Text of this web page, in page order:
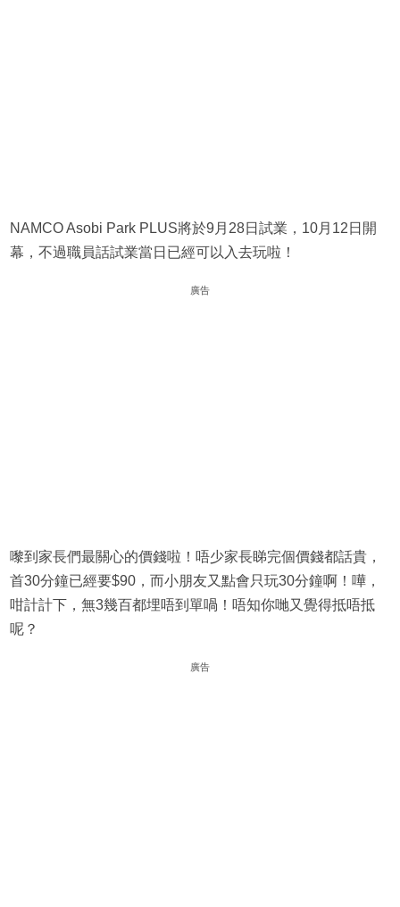
NAMCO Asobi Park PLUS將於9月28日試業，10月12日開
幕，不過職員話試業當日已經可以入去玩啦！
廣告
嚟到家長們最關心的價錢啦！唔少家長睇完個價錢都話貴，
首30分鐘已經要$90，而小朋友又點會只玩30分鐘啊！嘩，
咁計計下，無3幾百都埋唔到單喎！唔知你哋又覺得抵唔抵
呢？
廣告